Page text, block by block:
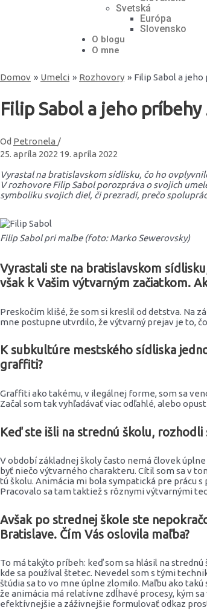
Svetská
Európa
Slovensko
O blogu
O mne
Domov Umelci Rozhovory Filip Sabol a
Filip Sabol a jeho
Od Petronela /
25. apríla 2022 19. apríla 2022
Vyrastal na bratislavskom sídlisku, čo ho
V rozhovore Filip Sabol porozpráva o svojich
symboliku svojich diel, či prezradí, prečo
Filip Sabol pri maľbe (foto: Marko Sewerovsky)
Vyrastali ste na bratislavskom
však k Vašim výtvarným začiatkom.
Preskočím klišé, že som si kreslil od detstva. Na
mne postupne utvrdilo, že výtvarný prejav je to,
K subkultúre mestského sídliska
graffiti?
Graffiti ako takému, v ilegálnej forme, som sa
Začal som tak vyhľadávať viac odľahlé, alebo
Keď ste išli na strednú školu, rozhodli
V období základnej školy často nemá človek
byť niečo výtvarného charakteru. Cítil som sa v
tú školu. Animácia mi bola sympatická pre prácu
Pracovalo sa tam taktiež s rôznymi výtvarnými
Avšak po strednej škole ste
Bratislave. Čím Vás oslovila maľba?
To má takýto príbeh: keď som sa hlásil na
kde sa používal štetec. Nevedel som s tými
štúdia sa to vo mne úplne zlomilo. Maľbu ako
že animácia má relatívne zdĺhavé procesy, kým
efektívnejšie a záživnejšie formulovať odkaz